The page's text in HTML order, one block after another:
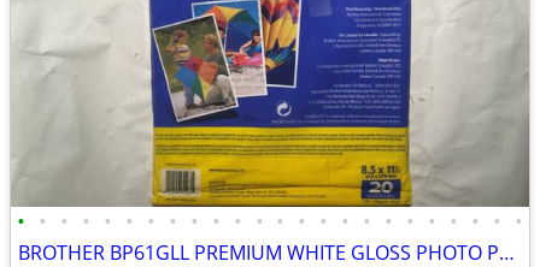
• • • • • • • • • • • • • • • • • • • • • • • •
BROTHER BP61GLL PREMIUM WHITE GLOSS PHOTO PAPER 20 PCS 8.5x11" 51LB IN